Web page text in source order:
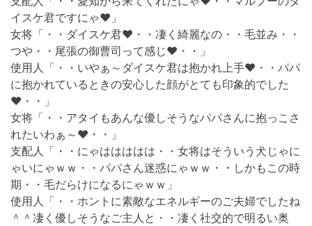
イスケ君ですにゃ❤」
女将「・・ダイスケ君❤・・凄く綺麗なの・・毛並み・・
つや・・尾張の御曹司って感じ❤・・」
使用人「・・いやぁ～ダイスケ君は抱かれ上手❤・・パパ
に抱かれているときの安心した顔がとても印象的でした
❤・・」
女将「・・アタイもあんな優しそうなパパさんに抱っこさ
れたいわぁ～❤・・」
支配人「・・にゃははははは・・女将はそういう犬じゃに
ゃいにゃｗｗ・・パパさん迷惑にゃｗｗ・・しかもこの時
期・・毛だらけになるにゃｗｗ」
使用人「・・ホントに素敵なエネルギーのご夫婦でしたね
＾＾凄く優しそうなご主人と・・凄く社交的で明るい奥